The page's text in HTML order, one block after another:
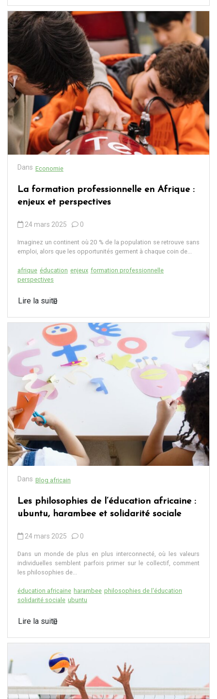
Dans Economie
La formation professionnelle en Afrique :
enjeux et perspectives
24 mars 2025 0
Imaginez un continent où 20 % de la population se retrouve sans
emploi, alors que les opportunités germent à chaque coin de...
afrique éducation enjeux formation professionnelle
perspectives
Lire la suite
Dans Blog africain
Les philosophies de l’éducation africaine :
ubuntu, harambee et solidarité sociale
24 mars 2025 0
Dans un monde de plus en plus interconnecté, où les valeurs
individuelles semblent parfois primer sur le collectif, comment
les philosophies de...
éducation africaine harambee philosophies de l'éducation
solidarité sociale ubuntu
Lire la suite